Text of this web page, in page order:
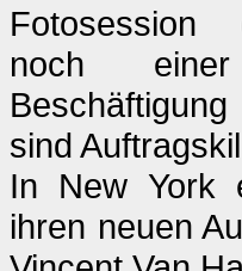
noch
sind
In New York
ihren neuen